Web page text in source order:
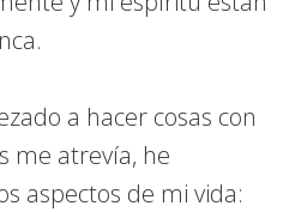
a hacer cosas con
me atrevía, he
aspectos de mi vida: